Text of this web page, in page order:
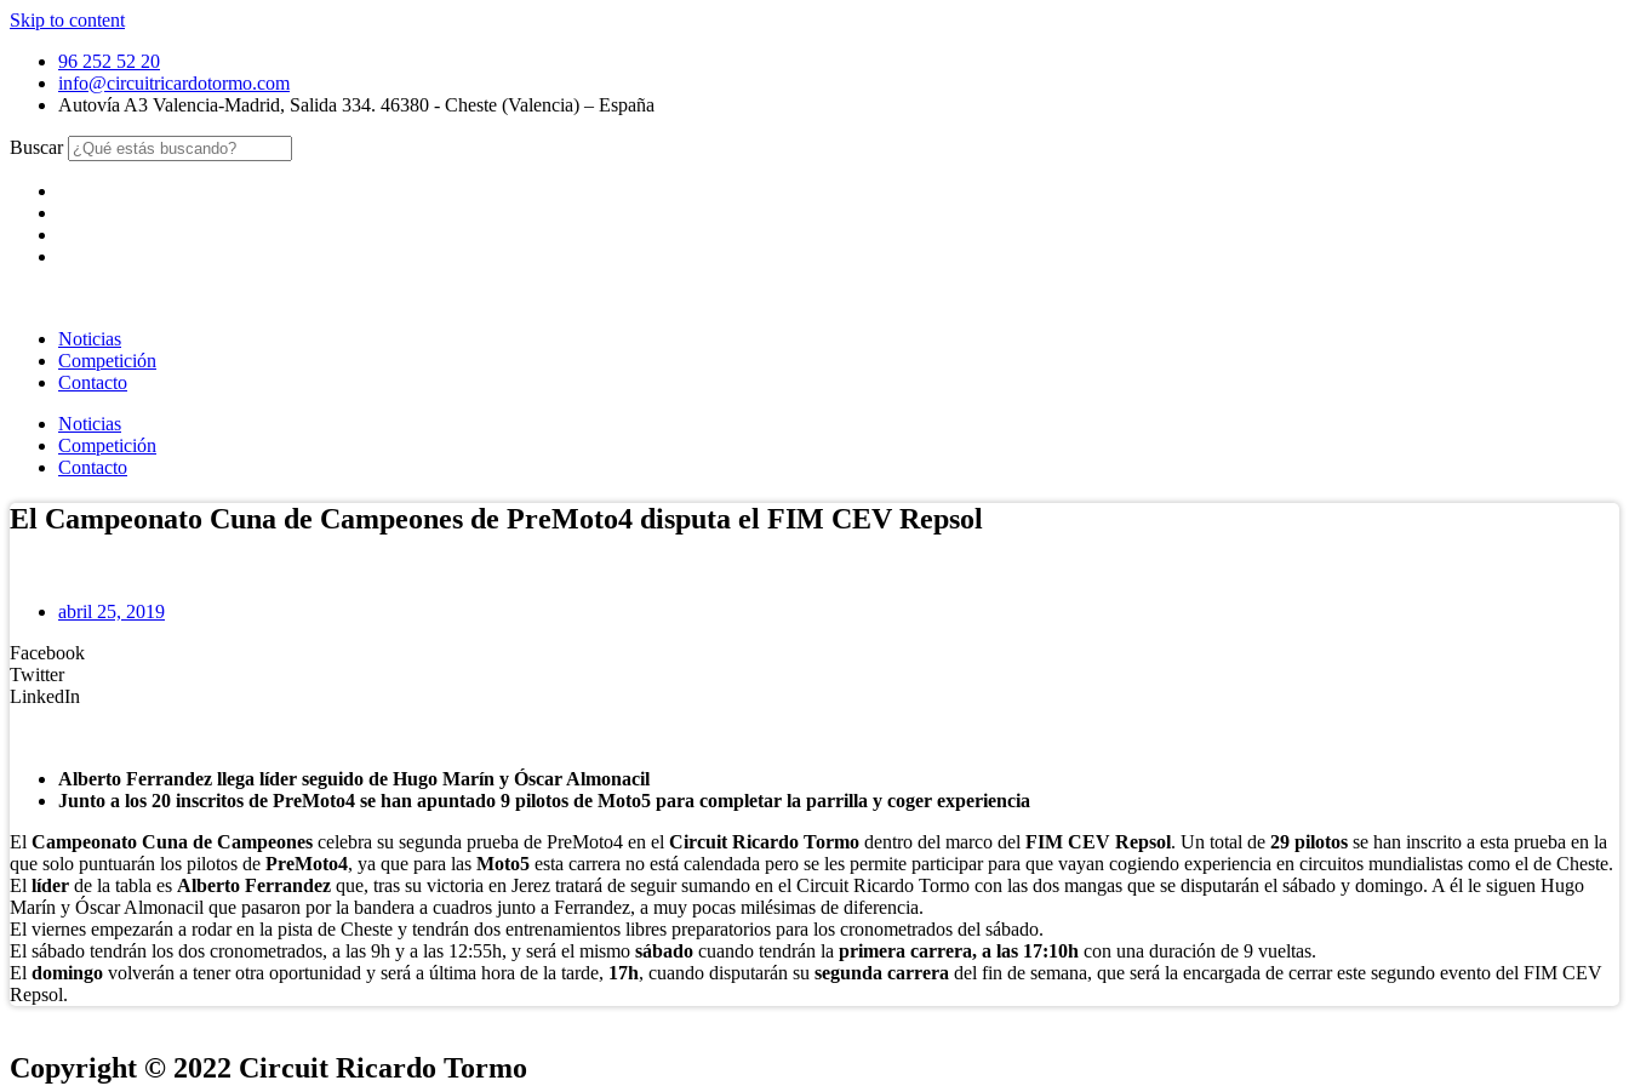
Skip to content
96 252 52 20
info@circuitricardotormo.com
Autovía A3 Valencia-Madrid, Salida 334. 46380 - Cheste (Valencia) – España
Buscar
Noticias
Competición
Contacto
Noticias
Competición
Contacto
El Campeonato Cuna de Campeones de PreMoto4 disputa el FIM CEV Repsol
abril 25, 2019
Facebook
Twitter
LinkedIn
Alberto Ferrandez llega líder seguido de Hugo Marín y Óscar Almonacil
Junto a los 20 inscritos de PreMoto4 se han apuntado 9 pilotos de Moto5 para completar la parrilla y coger experiencia
El Campeonato Cuna de Campeones celebra su segunda prueba de PreMoto4 en el Circuit Ricardo Tormo dentro del marco del FIM CEV Repsol. Un total de 29 pilotos se han inscrito a esta prueba en la
que solo puntuarán los pilotos de PreMoto4, ya que para las Moto5 esta carrera no está calendada pero se les permite participar para que vayan cogiendo experiencia en circuitos mundialistas como el de Cheste.
El líder de la tabla es Alberto Ferrandez que, tras su victoria en Jerez tratará de seguir sumando en el Circuit Ricardo Tormo con las dos mangas que se disputarán el sábado y domingo. A él le siguen Hugo
Marín y Óscar Almonacil que pasaron por la bandera a cuadros junto a Ferrandez, a muy pocas milésimas de diferencia.
El viernes empezarán a rodar en la pista de Cheste y tendrán dos entrenamientos libres preparatorios para los cronometrados del sábado.
El sábado tendrán los dos cronometrados, a las 9h y a las 12:55h, y será el mismo sábado cuando tendrán la primera carrera, a las 17:10h con una duración de 9 vueltas.
El domingo volverán a tener otra oportunidad y será a última hora de la tarde, 17h, cuando disputarán su segunda carrera del fin de semana, que será la encargada de cerrar este segundo evento del FIM CEV
Repsol.
Copyright © 2022 Circuit Ricardo Tormo